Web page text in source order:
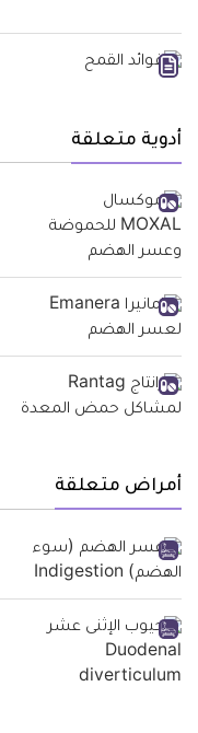
أدوية متعلقة
أمراض متعلقة